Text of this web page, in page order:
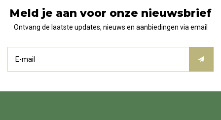
Meld je aan voor onze nieuwsbrief
Ontvang de laatste updates, nieuws en aanbiedingen via email